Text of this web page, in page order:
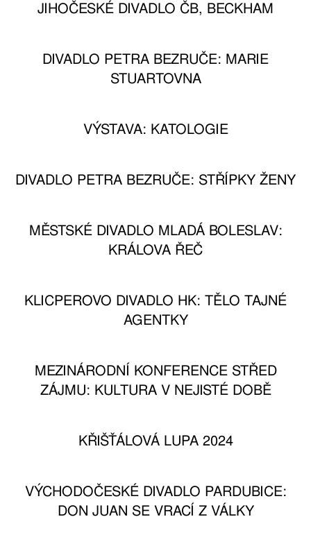
JIHOČESKÉ DIVADLO ČB, BECKHAM
DIVADLO PETRA BEZRUČE: MARIE
STUARTOVNA
VÝSTAVA: KATOLOGIE
DIVADLO PETRA BEZRUČE: STŘÍPKY ŽENY
MĚSTSKÉ DIVADLO MLADÁ BOLESLAV:
KRÁLOVA ŘEČ
KLICPEROVO DIVADLO HK: TĚLO TAJNÉ
AGENTKY
MEZINÁRODNÍ KONFERENCE STŘED
ZÁJMU: KULTURA V NEJISTÉ DOBĚ
KŘIŠŤÁLOVÁ LUPA 2024
VÝCHODOČESKÉ DIVADLO PARDUBICE:
DON JUAN SE VRACÍ Z VÁLKY